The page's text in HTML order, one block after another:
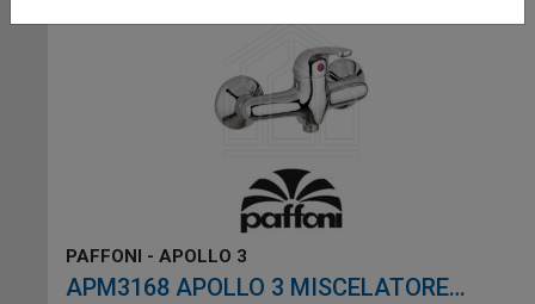
PAFFONI - APOLLO 3
APM3168 APOLLO 3 MISCELATORE